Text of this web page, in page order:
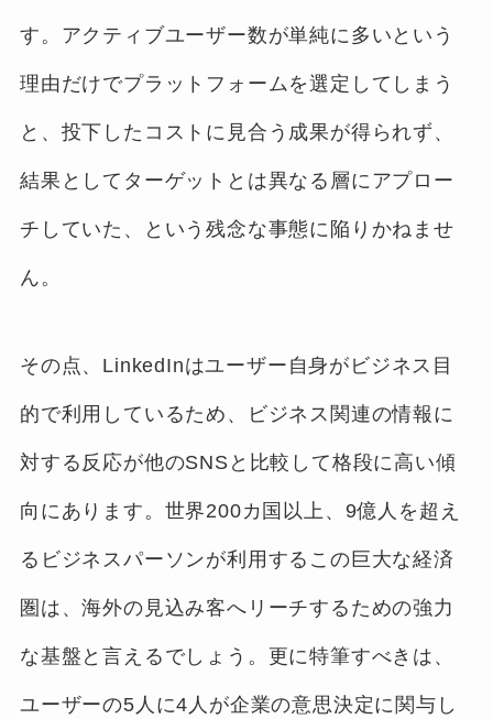
す。アクティブユーザー数が単純に多いという
理由だけでプラットフォームを選定してしまう
と、投下したコストに見合う成果が得られず、
結果としてターゲットとは異なる層にアプロー
チしていた、という残念な事態に陥りかねませ
ん。
その点、LinkedInはユーザー自身がビジネス目
的で利用しているため、ビジネス関連の情報に
対する反応が他のSNSと比較して格段に高い傾
向にあります。世界200カ国以上、9億人を超え
るビジネスパーソンが利用するこの巨大な経済
圏は、海外の見込み客へリーチするための強力
な基盤と言えるでしょう。更に特筆すべきは、
ユーザーの5人に4人が企業の意思決定に関与し